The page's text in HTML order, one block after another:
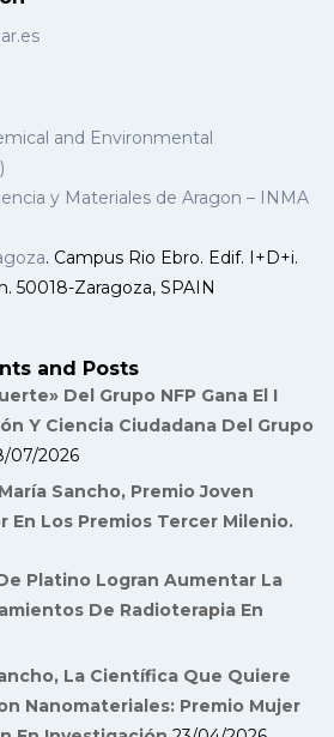
and Environmental
y Materiales de Aragon – INMA
. Campus Rio Ebro. Edif. I+D+i.
50018-Zaragoza, SPAIN
and Posts
Del Grupo NFP Gana El I
Y Ciencia Ciudadana Del Grupo
07/2026
Sancho, Premio Joven
En Los Premios Tercer Milenio.
Platino Logran Aumentar La
De Radioterapia En
La Científica Que Quiere
Nanomateriales: Premio Mujer